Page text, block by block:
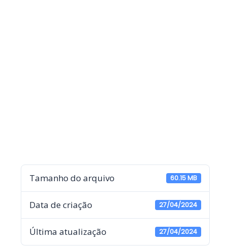
Tamanho do arquivo 60.15 MB
Data de criação 27/04/2024
Última atualização 27/04/2024